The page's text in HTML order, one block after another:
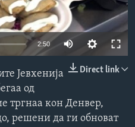
360p 480p
2:50
240p
480p
Direct link
Јевхенија
од
тргнаа кон Денвер,
решени да ги обноват